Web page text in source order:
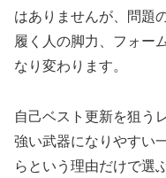
はありませんが、問題
履く人の脚力、フォー
なり変わります。
自己ベスト更新を狙う
強い武器になりやすい
らという理由だけで選